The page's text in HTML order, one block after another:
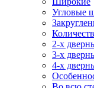
Угловые
2-х
3-х
4-х